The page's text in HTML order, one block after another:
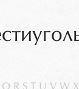
Q R S U V W X